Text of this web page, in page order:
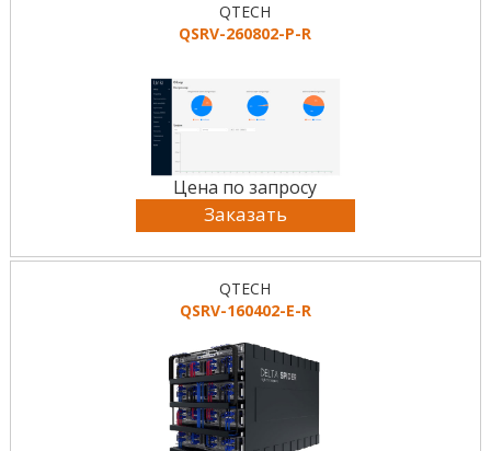
QTECH
QSRV-260802-P-R
Цена по запросу
Заказать
QTECH
QSRV-160402-E-R